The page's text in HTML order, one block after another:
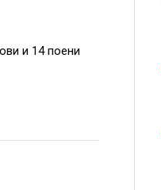
и 14 поени